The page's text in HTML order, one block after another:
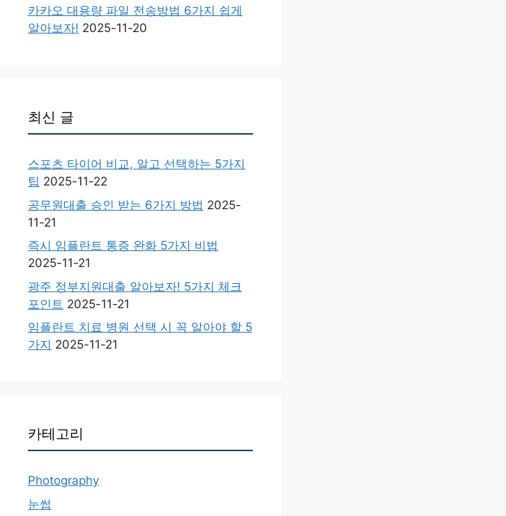
카카오 대용량 파일 전송방법 6가지 쉽게
알아보자! 2025-11-20
최신 글
스포츠 타이어 비교, 알고 선택하는 5가지
팁 2025-11-22
공무원대출 승인 받는 6가지 방법 2025-
11-21
즉시 임플란트 통증 완화 5가지 비법
2025-11-21
광주 정부지원대출 알아보자! 5가지 체크
포인트 2025-11-21
임플란트 치료 병원 선택 시 꼭 알아야 할 5
가지 2025-11-21
카테고리
Photography
눈썹